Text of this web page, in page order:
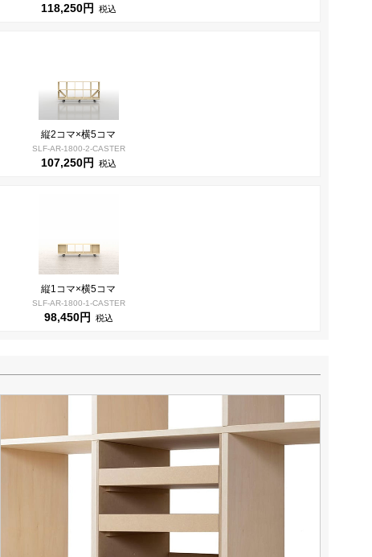
118,250円 税込
縦2コマ×横5コマ
SLF-AR-1800-2-CASTER
107,250円 税込
縦1コマ×横5コマ
SLF-AR-1800-1-CASTER
98,450円 税込